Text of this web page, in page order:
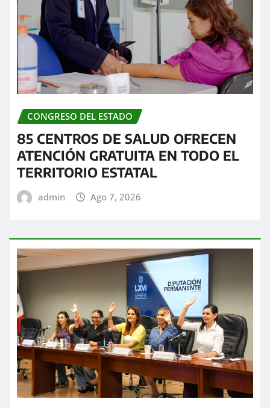
CONGRESO DEL ESTADO
85 CENTROS DE SALUD OFRECEN
ATENCIÓN GRATUITA EN TODO EL
TERRITORIO ESTATAL
admin Ago 7, 2026